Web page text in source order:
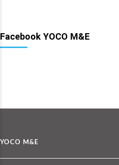
Facebook YOCO M&E
YOCO M&E